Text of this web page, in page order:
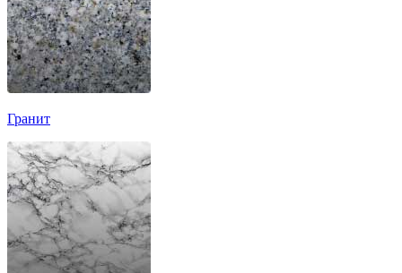
Гранит